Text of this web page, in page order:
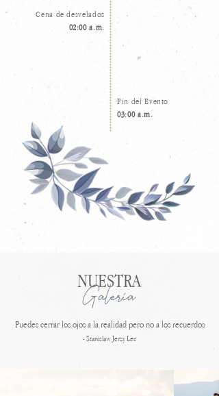
Cena de desvelados
02:00 a.m.
Fin del Evento
03:00 a.m.
NUESTRA
Galeria
Puedes cerrar los ojos a la realidad pero no a los recuerdos​
- Stanislaw Jerzy Lec